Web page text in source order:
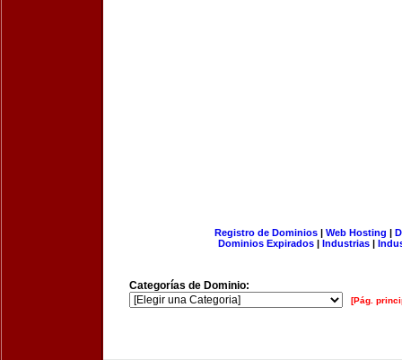
Registro de Dominios| Web Hosting |
Dominios Expirados | Industrias |
Categorías de Dominio:
[Pág.